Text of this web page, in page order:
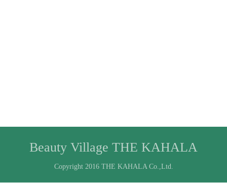
Beauty Village THE KAHALA
Copyright 2016 THE KAHALA Co.,Ltd.